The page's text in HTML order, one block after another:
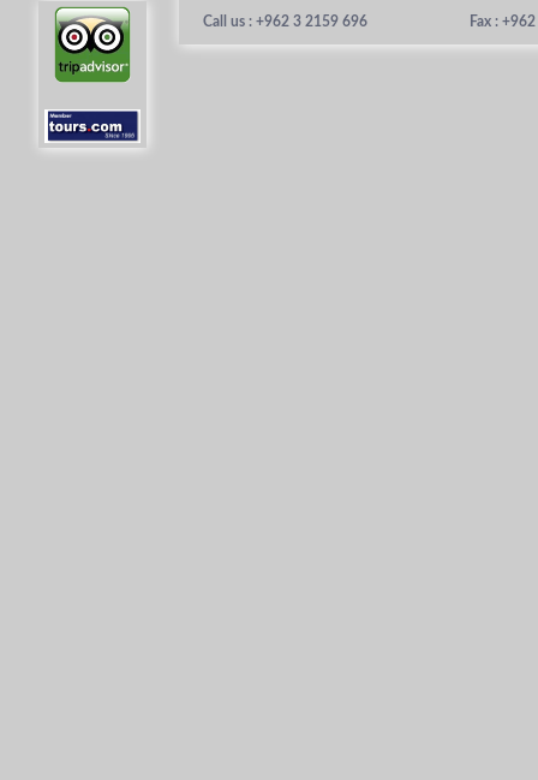
Call us : +962 3 2159 696 Fax :